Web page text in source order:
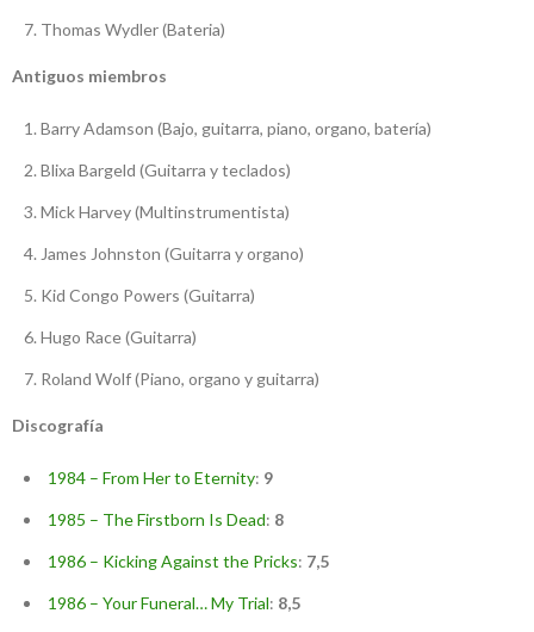
Thomas Wydler (Bateria)
Antiguos miembros
Barry Adamson (Bajo, guitarra, piano, organo, batería)
Blixa Bargeld (Guitarra y teclados)
Mick Harvey (Multinstrumentista)
James Johnston (Guitarra y organo)
Kid Congo Powers (Guitarra)
Hugo Race (Guitarra)
Roland Wolf (Piano, organo y guitarra)
Discografía
1984 – From Her to Eternity: 9
1985 – The Firstborn Is Dead: 8
1986 – Kicking Against the Pricks: 7,5
1986 – Your Funeral… My Trial: 8,5